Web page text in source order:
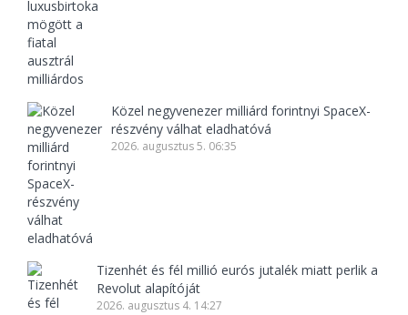
Közel negyvenezer milliárd forintnyi SpaceX-
részvény válhat eladhatóvá
2026. augusztus 5. 06:35
Tizenhét és fél millió eurós jutalék miatt perlik a
Revolut alapítóját
2026. augusztus 4. 14:27